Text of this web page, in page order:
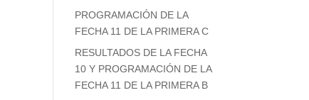
PROGRAMACIÓN DE LA
FECHA 11 DE LA PRIMERA C
RESULTADOS DE LA FECHA
10 Y PROGRAMACIÓN DE LA
FECHA 11 DE LA PRIMERA B